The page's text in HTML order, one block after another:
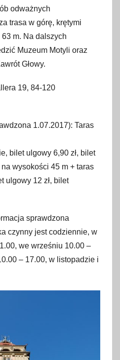
odważnych
trasa w górę, krętymi
m. Na dalszych
Muzeum Motyli oraz
Głowy.
19, 84-120
1.07.2017): Taras
bilet ulgowy 6,90 zł, bilet
na wysokości 45 m + taras
ulgowy 12 zł, bilet
sprawdzona
czynny jest codziennie, w
we wrześniu 10.00 –
– 17.00, w listopadzie i